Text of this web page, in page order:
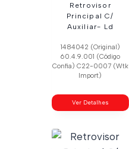
Retrovisor
Principal C/
Auxiliar- Ld
1484042 (Original)
60.4.9.001 (Código
Confia) C22-0007 (Wtk
Import)
Ver Detalhes